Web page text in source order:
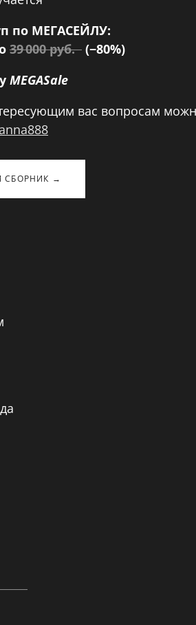
по МЕГАСЕЙЛУ:
39 000 руб. (−80%)
MEGASale
вас вопросам
СБОРНИК →